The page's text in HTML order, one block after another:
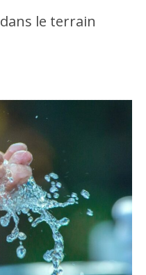
le terrain